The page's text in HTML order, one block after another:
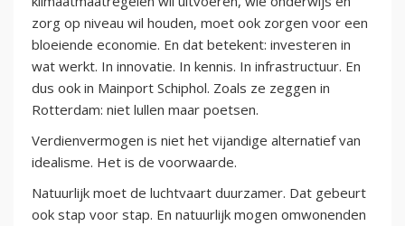
zorg op niveau wil houden, moet ook zorgen voor een
bloeiende economie. En dat betekent: investeren in
wat werkt. In innovatie. In kennis. In infrastructuur. En
dus ook in Mainport Schiphol. Zoals ze zeggen in
Rotterdam: niet lullen maar poetsen.
Verdienvermogen is niet het vijandige alternatief van
idealisme. Het is de voorwaarde.
Natuurlijk moet de luchtvaart duurzamer. Dat gebeurt
ook stap voor stap. En natuurlijk mogen omwonenden